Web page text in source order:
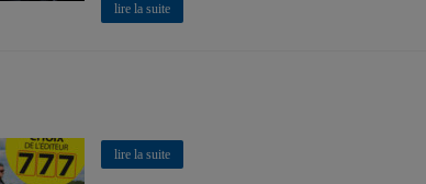
lire la suite
lire la suite